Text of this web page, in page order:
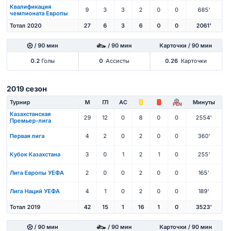
Квалификация
чемпионата Европы
9 3 3 2 0 0 685'
Тотал 2020 27 6 3 6 0 0 2061'
/ 90 мин / 90 мин Карточки / 90 мин
0.2Голы 0 Ассисты 0.26 Карточки
2019 сезон
Турнир М ГЛ АС PEN
Минуты
Казахстанская
Премьер-лига
29 12 0 8 0 0 2554'
Первая лига 4 2 0 2 0 0 360'
Кубок Казахстана 3 0 1 2 1 0 255'
Лига Европы УЕФА 2 0 0 2 0 0 165'
Лига Наций УЕФА 4 1 0 2 0 0 189'
Тотал 2019 42 15 1 16 1 0 3523'
/ 90 мин / 90 мин Карточки / 90 мин